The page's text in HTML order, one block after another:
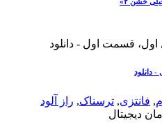
دانلود
, فانتزی, ترسناک, راز آلود